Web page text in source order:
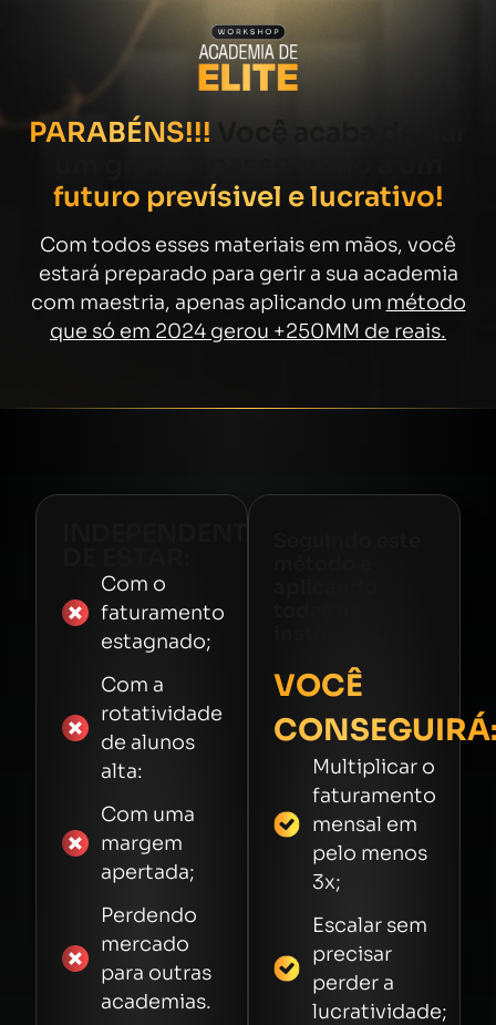
PARABÉNS!!!
futuro prevísivel e lucrativo!
Com todos esses materiais em mãos, você
estará preparado para gerir a sua academia
com maestria, apenas aplicando um método
que só em 2024 gerou +250MM de reais.
Com o
faturamento
estagnado;
Com a
rotatividade
de alunos
alta:
Com uma
margem
apertada;
Perdendo
mercado
para outras
academias.
VOCÊ
Multiplicar o
faturamento
mensal em
pelo menos
3x;
Escalar sem
precisar
perder a
lucratividade;